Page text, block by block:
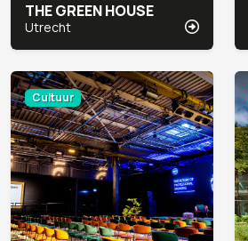
THE GREEN HOUSE
Utrecht
Cultuur